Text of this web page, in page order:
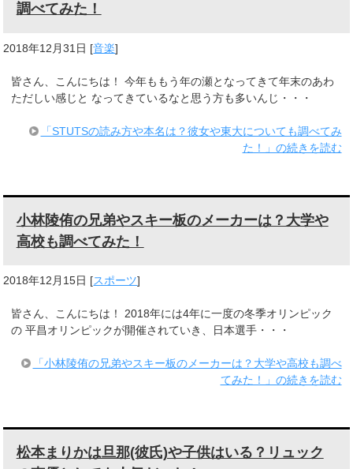
調べてみた！
2018年12月31日 [音楽]
皆さん、こんにちは！ 今年ももう年の瀬となってきて年末のあわ
ただしい感じと なってきているなと思う方も多いんじ・・・
「STUTSの読み方や本名は？彼女や東大についても調べてみ
た！」の続きを読む
小林陵侑の兄弟やスキー板のメーカーは？大学や
高校も調べてみた！
2018年12月15日 [スポーツ]
皆さん、こんにちは！ 2018年には4年に一度の冬季オリンピック
の 平昌オリンピックが開催されていき、日本選手・・・
「小林陵侑の兄弟やスキー板のメーカーは？大学や高校も調べ
てみた！」の続きを読む
松本まりかは旦那(彼氏)や子供はいる？リュック